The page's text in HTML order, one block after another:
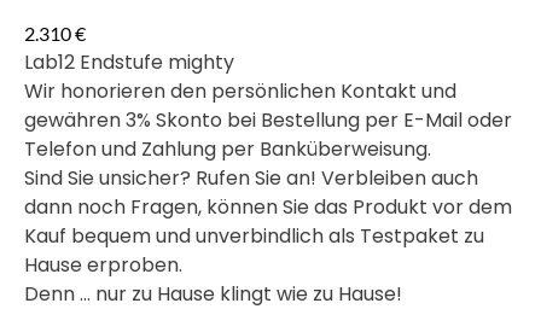
2.310€
Lab12 Endstufe mighty
Wir honorieren den persönlichen Kontakt und
gewähren 3% Skonto bei Bestellung per E-Mail oder
Telefon und Zahlung per Banküberweisung.
Sind Sie unsicher? Rufen Sie an! Verbleiben auch
dann noch Fragen, können Sie das Produkt vor dem
Kauf bequem und unverbindlich als Testpaket zu
Hause erproben.
Denn … nur zu Hause klingt wie zu Hause!